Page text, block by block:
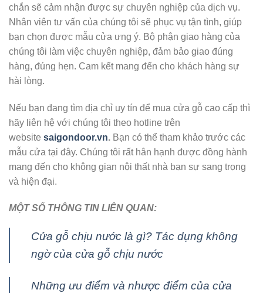
chắn sẽ cảm nhận được sự chuyên nghiệp của dịch vụ.
Nhân viên tư vấn của chúng tôi sẽ phục vụ tận tình, giúp
bạn chọn được mẫu cửa ưng ý. Bộ phận giao hàng của
chúng tôi làm việc chuyên nghiệp, đảm bảo giao đúng
hàng, đúng hẹn. Cam kết mang đến cho khách hàng sự
hài lòng.
Nếu bạn đang tìm địa chỉ uy tín để mua cửa gỗ cao cấp thì
hãy liên hệ với chúng tôi theo hotline trên
website saigondoor.vn. Bạn có thể tham khảo trước các
mẫu cửa tại đây. Chúng tôi rất hân hạnh được đồng hành
mang đến cho không gian nội thất nhà bạn sự sang trọng
và hiện đại.
MỘT SỐ THÔNG TIN LIÊN QUAN:
Cửa gỗ chịu nước là gì? Tác dụng không
ngờ của cửa gỗ chịu nước
Những ưu điểm và nhược điểm của cửa